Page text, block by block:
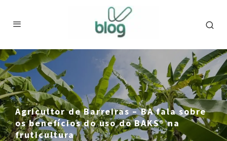
Agricultor de Barreiras – BA fala sobre
os benefícios do uso do BAKS® na
fruticultura